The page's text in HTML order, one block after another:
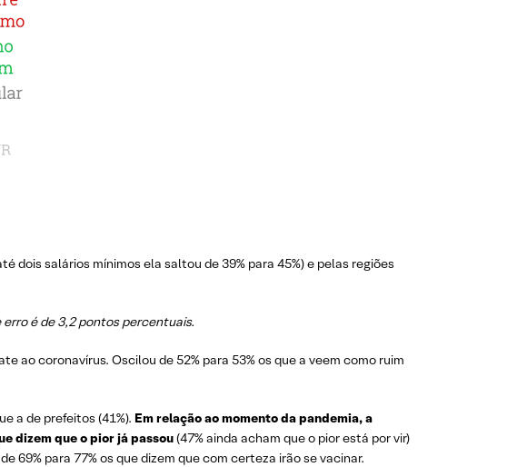
dois salários mínimos ela saltou de 39% para 45%) e pelas regiões
é de 3,2 pontos percentuais.
coronavírus. Oscilou de 52% para 53% os que a veem como ruim
a de prefeitos (41%). Em relação ao momento da pandemia, a
dizem que o pior já passou(47% ainda acham que o pior está por vir)
69% para 77% os que dizem que com certeza irão se vacinar.